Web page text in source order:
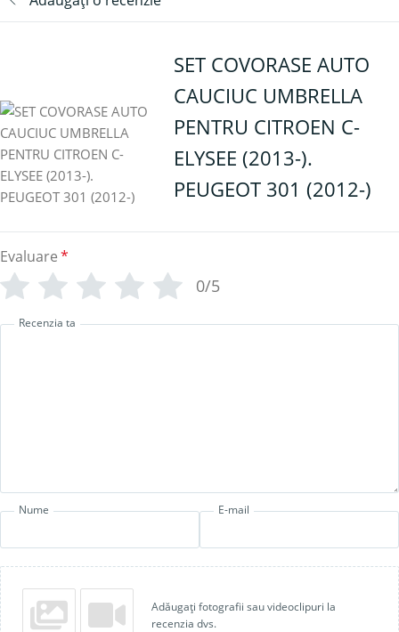
SET COVORASE AUTO
CAUCIUC UMBRELLA
PENTRU CITROEN C-
ELYSEE (2013-).
PEUGEOT 301 (2012-)
Evaluare*
0/5
Recenzia ta
Nume E-mail
Adăugați fotografii sau videoclipuri la
recenzia dvs.